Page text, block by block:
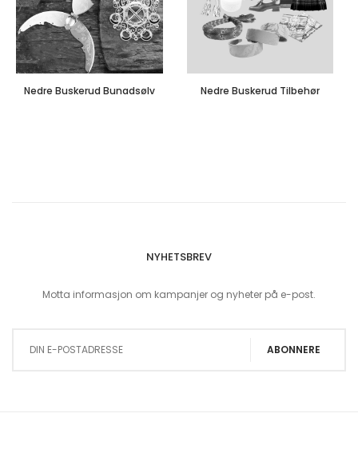
Nedre Buskerud Bunadsølv Nedre Buskerud Tilbehør
NYHETSBREV
Motta informasjon om kampanjer og nyheter på e-post.
ABONNERE